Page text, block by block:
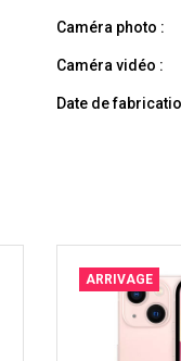
Caméra photo :
Caméra vidéo :
Date de
ARRIVAGE